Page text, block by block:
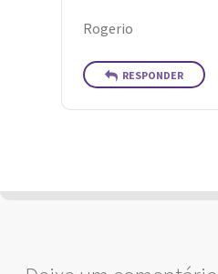
Rogerio
RESPONDER